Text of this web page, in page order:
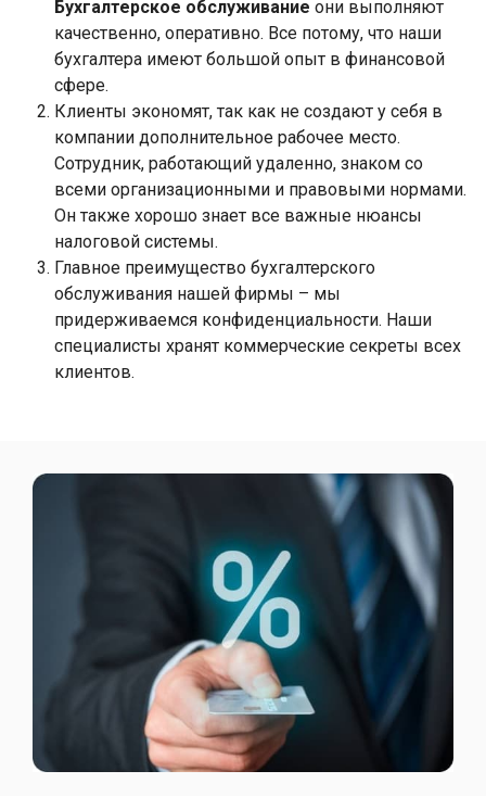
Бухгалтерское обслуживание они выполняют
качественно, оперативно. Все потому, что наши
бухгалтера имеют большой опыт в финансовой
сфере.
Клиенты экономят, так как не создают у себя в
компании дополнительное рабочее место.
Сотрудник, работающий удаленно, знаком со
всеми организационными и правовыми нормами.
Он также хорошо знает все важные нюансы
налоговой системы.
Главное преимущество бухгалтерского
обслуживания нашей фирмы – мы
придерживаемся конфиденциальности. Наши
специалисты хранят коммерческие секреты всех
клиентов.